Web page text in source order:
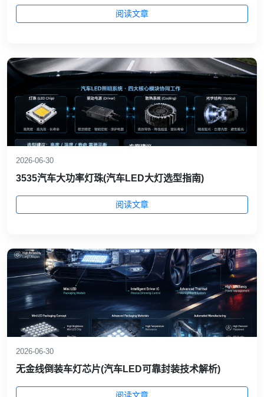
阅读文章
2026-06-30
3535汽车大功率灯珠(汽车LED大灯选型指南)
阅读文章
2026-06-30
无金线倒装车灯芯片(汽车LED可靠封装技术解析)